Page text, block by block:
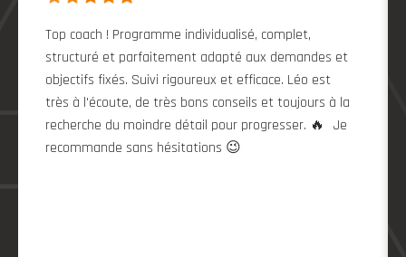
Top coach ! Programme individualisé, complet,
structuré et parfaitement adapté aux demandes et
objectifs fixés. Suivi rigoureux et efficace. Léo est
très à l'écoute, de très bons conseils et toujours à la
recherche du moindre détail pour progresser. 🔥 Je
recommande sans hésitations 😉